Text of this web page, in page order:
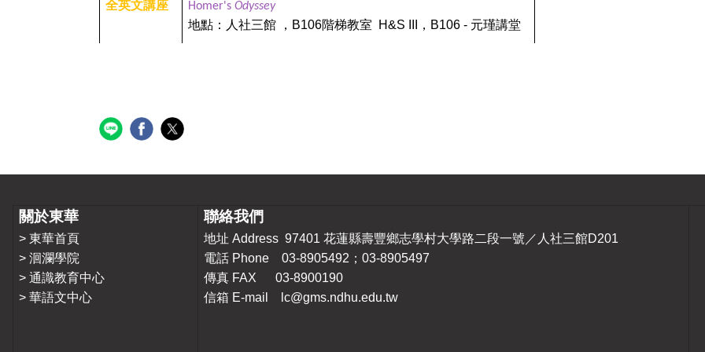
全英文講座
Homer's Odyssey
地點：人社三館 ， B106階梯教室 H&S III ， B106 - 元瑾講堂
關於東華
> 東華首頁
> 洄瀾學院
> 通識教育中心
> 華語文中心
聯絡我們
地址 Address 97401 花蓮縣壽豐鄉志學村大學路二段一號／人社三館D201
電話 Phone 03-8905492；03-8905497
傳真 FAX 03-8900190
信箱 E-mail lc@gms.ndhu.edu.tw